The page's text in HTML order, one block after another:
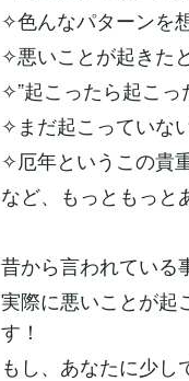
✧色んなパターンを
✧悪いことが起きた
✧”起こったら起こっ
✧まだ起こっていな
✧厄年というこの貴
など、もっともっと
昔から言われている
実際に悪いことが起
す！
もし、あなたに少